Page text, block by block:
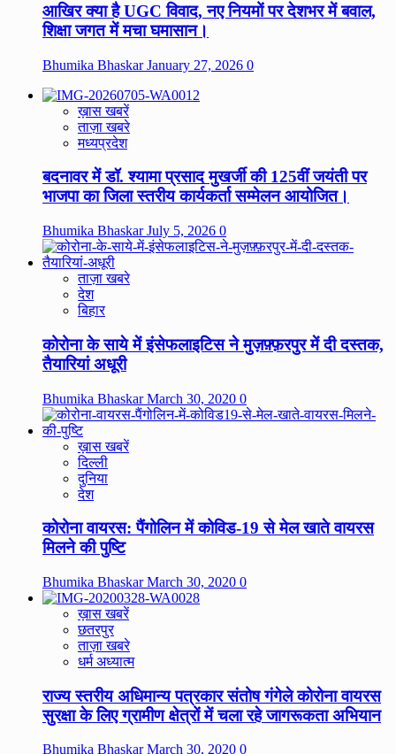
आखिर क्या है UGC विवाद, नए नियमों पर देशभर में बवाल,
शिक्षा जगत में मचा घमासान।
Bhumika BhaskarJanuary 27, 2026 0
ख़ास खबरें
ताज़ा खबरे
मध्यप्रदेश
बदनावर में डॉ. श्यामा प्रसाद मुखर्जी की 125वीं जयंती पर
भाजपा का जिला स्तरीय कार्यकर्ता सम्मेलन आयोजित।
Bhumika BhaskarJuly 5, 2026 0
ताज़ा खबरे
देश
बिहार
कोरोना के साये में इंसेफलाइटिस ने मुज़फ़्फ़रपुर में दी दस्तक,
तैयारियां अधूरी
Bhumika BhaskarMarch 30, 2020 0
ख़ास खबरें
दिल्ली
दुनिया
देश
कोरोना वायरस: पैंगोलिन में कोविड-19 से मेल खाते वायरस
मिलने की पुष्टि
Bhumika BhaskarMarch 30, 2020 0
ख़ास खबरें
छतरपुर
ताज़ा खबरे
धर्म अध्यात्म
राज्य स्तरीय अधिमान्य पत्रकार संतोष गंगेले कोरोना वायरस
सुरक्षा के लिए ग्रामीण क्षेत्रों में चला रहे जागरूकता अभियान
Bhumika BhaskarMarch 30, 2020 0